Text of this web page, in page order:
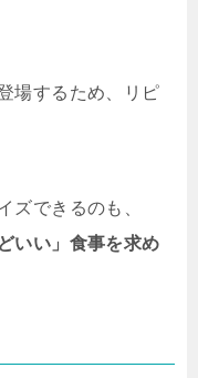
場するため、リピ
ズできるのも、
いい」食事を求め